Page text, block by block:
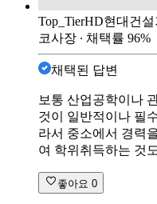
Top_TierHD현대건설
코사장 ∙ 채택률 96%
채택된 답변
보통 산업공학이나
것이 일반적이나 필
라서 중소에서 경력
여 학위취득하는 것
좋아요 0